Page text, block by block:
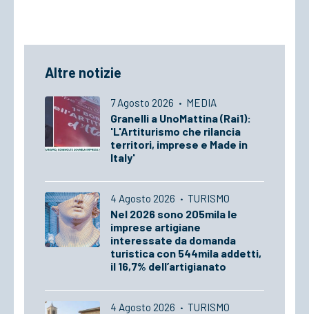
Altre notizie
7 Agosto 2026 · MEDIA
Granelli a UnoMattina (Rai1):
'L'Artiturismo che rilancia
territori, imprese e Made in
Italy'
4 Agosto 2026 · TURISMO
Nel 2026 sono 205mila le
imprese artigiane
interessate da domanda
turistica con 544mila addetti,
il 16,7% dell’artigianato
4 Agosto 2026 · TURISMO